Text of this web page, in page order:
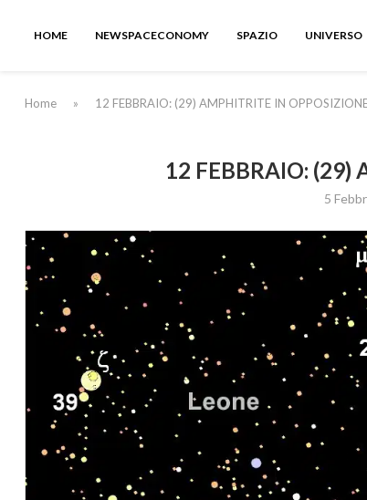
HOME NEWSPACECONOMY SPAZIO UNIVERSO
Home » 12 FEBBRAIO: (29) AMPHITRITE IN
12 FEBBRAIO: (29)
5